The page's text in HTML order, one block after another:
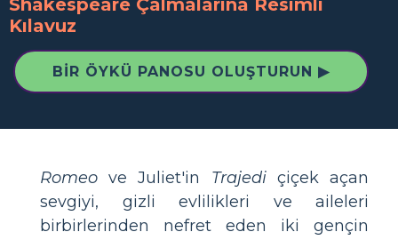
Shakespeare Çalmalarına Resimli
Kılavuz
BIR ÖYKÜ PANOSU OLUŞTURUN ▶
Romeo ve Juliet'in Trajediçiçek açan
sevgiyi, gizli evlilikleri ve aileleri
birbirlerinden nefret eden iki gençin